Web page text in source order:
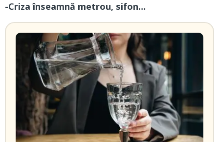
-Criza înseamnă metrou, sifon…